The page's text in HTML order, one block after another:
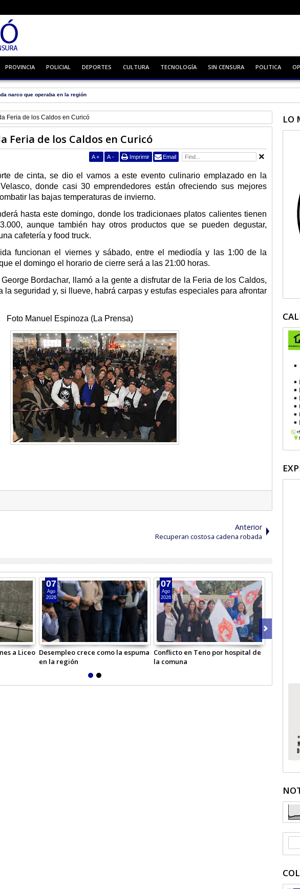
PROVINCIA POLICIAL DEPORTES CULTURA TECNOLOGÍA SIN CENSURA POLITICA
reparaciones a Liceo Zapallar
Feria de los Caldos en Curicó
Feria de los Caldos en Curicó
A + A - Imprimir Email
de cinta, se dio el vamos a este evento culinario emplazado en la
donde casi 30 emprendedores están ofreciendo sus mejores
las bajas temperaturas de invierno.
hasta este domingo, donde los tradicionaes platos calientes tienen
aunque también hay otros productos que se pueden degustar,
cafetería y food truck.
funcionan el viernes y sábado, entre el mediodía y las 1:00 de la
el domingo el horario de cierre será a las 21:00 horas.
Bordachar, llamó a la gente a disfrutar de la Feria de los Caldos,
la seguridad y, si llueve, habrá carpas y estufas especiales para afrontar
Espinoza (La Prensa)
Anterior
Recuperan costosa cadena robada
a Liceo Desempleo crece como la espuma
en la región
07
Ago
2026
Conflicto en Teno por hospital de
la comuna
07
Ago
2026
Escuela
LO